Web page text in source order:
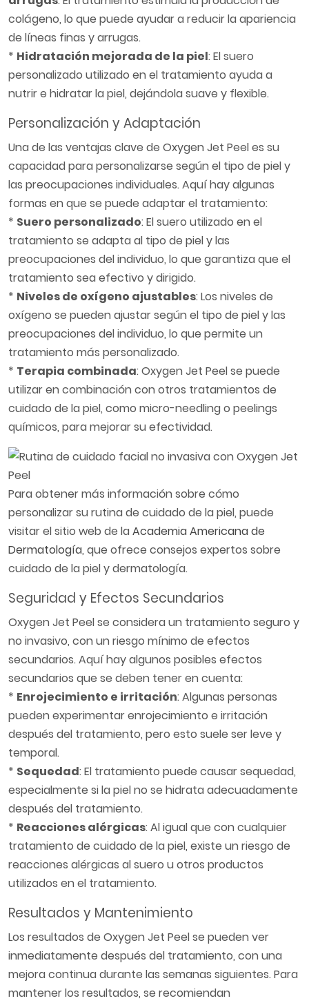
colágeno, lo que puede ayudar a reducir la apariencia
de líneas finas y arrugas.
* Hidratación mejorada de la piel: El suero
personalizado utilizado en el tratamiento ayuda a
nutrir e hidratar la piel, dejándola suave y flexible.
Personalización y Adaptación
Una de las ventajas clave de Oxygen Jet Peel es su
capacidad para personalizarse según el tipo de piel y
las preocupaciones individuales. Aquí hay algunas
formas en que se puede adaptar el tratamiento:
* Suero personalizado: El suero utilizado en el
tratamiento se adapta al tipo de piel y las
preocupaciones del individuo, lo que garantiza que el
tratamiento sea efectivo y dirigido.
* Niveles de oxígeno ajustables: Los niveles de
oxígeno se pueden ajustar según el tipo de piel y las
preocupaciones del individuo, lo que permite un
tratamiento más personalizado.
* Terapia combinada: Oxygen Jet Peel se puede
utilizar en combinación con otros tratamientos de
cuidado de la piel, como micro-needling o peelings
químicos, para mejorar su efectividad.
Para obtener más información sobre cómo
personalizar su rutina de cuidado de la piel, puede
visitar el sitio web de laAcademia Americana de
Dermatología, que ofrece consejos expertos sobre
cuidado de la piel y dermatología.
Seguridad y Efectos Secundarios
Oxygen Jet Peel se considera un tratamiento seguro y
no invasivo, con un riesgo mínimo de efectos
secundarios. Aquí hay algunos posibles efectos
secundarios que se deben tener en cuenta:
* Enrojecimiento e irritación: Algunas personas
pueden experimentar enrojecimiento e irritación
después del tratamiento, pero esto suele ser leve y
temporal.
* Sequedad: El tratamiento puede causar sequedad,
especialmente si la piel no se hidrata adecuadamente
después del tratamiento.
* Reacciones alérgicas: Al igual que con cualquier
tratamiento de cuidado de la piel, existe un riesgo de
reacciones alérgicas al suero u otros productos
utilizados en el tratamiento.
Resultados y Mantenimiento
Los resultados de Oxygen Jet Peel se pueden ver
inmediatamente después del tratamiento, con una
mejora continua durante las semanas siguientes. Para
mantener los resultados, se recomiendan